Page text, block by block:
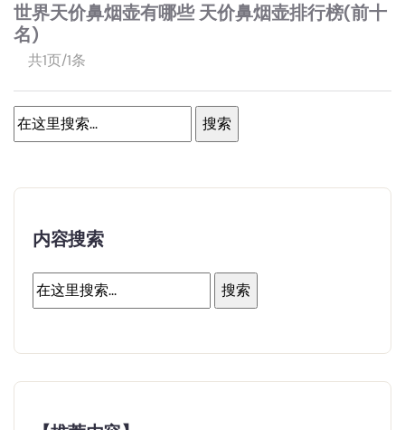
世界天价鼻烟壶有哪些 天价鼻烟壶排行榜(前十
名)
共1页/1条
内容搜索